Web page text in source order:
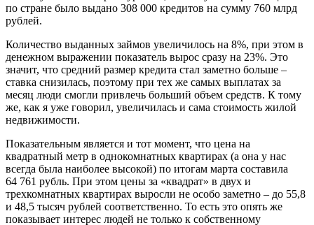
по стране было выдано 308 000 кредитов на сумму 760 млрд
рублей.
Количество выданных займов увеличилось на 8%, при этом в
денежном выражении показатель вырос сразу на 23%. Это
значит, что средний размер кредита стал заметно больше –
ставка снизилась, поэтому при тех же самых выплатах за
месяц люди смогли привлечь больший объем средств. К тому
же, как я уже говорил, увеличилась и сама стоимость жилой
недвижимости.
Показательным является и тот момент, что цена на
квадратный метр в однокомнатных квартирах (а она у нас
всегда была наиболее высокой) по итогам марта составила
64 761 рубль. При этом цены за «квадрат» в двух и
трехкомнатных квартирах выросли не особо заметно – до 55,8
и 48,5 тысяч рублей соответственно. То есть это опять же
показывает интерес людей не только к собственному